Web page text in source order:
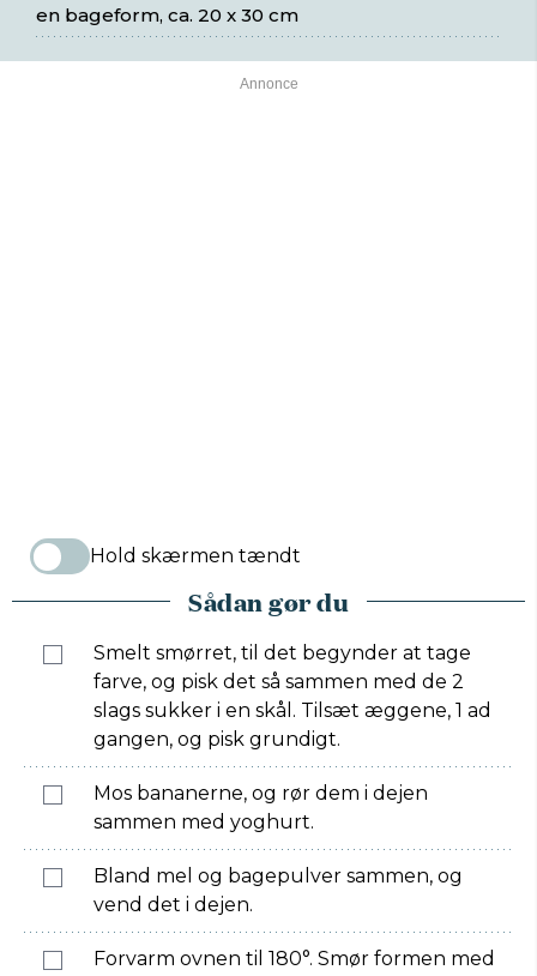
en bageform, ca. 20 x 30 cm
Hold skærmen tændt
Sådan gør du
Smelt smørret, til det begynder at tage
farve, og pisk det så sammen med de 2
slags sukker i en skål. Tilsæt æggene, 1 ad
gangen, og pisk grundigt.
Mos bananerne, og rør dem i dejen
sammen med yoghurt.
Bland mel og bagepulver sammen, og
vend det i dejen.
Forvarm ovnen til 180°. Smør formen med